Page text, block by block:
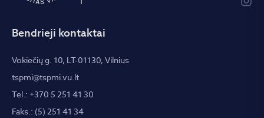
Bendrieji kontaktai
Vokiečių g. 10, LT-01130, Vilnius
tspmi@tspmi.vu.lt
Tel.: +370 5 251 41 30
Faks.: (5) 251 41 34